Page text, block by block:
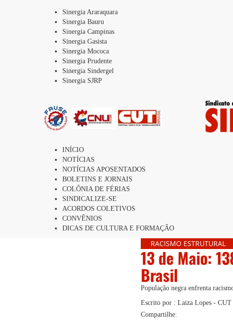
Sinergia Araraquara
Sinergia Bauru
Sinergia Campinas
Sinergia Gasista
Sinergia Mococa
Sinergia Prudente
Sinergia Sindergel
Sinergia SJRP
INÍCIO
NOTÍCIAS
NOTÍCIAS APOSENTADOS
BOLETINS E JORNAIS
COLÔNIA DE FÉRIAS
SINDICALIZE-SE
ACORDOS COLETIVOS
CONVÊNIOS
DICAS DE CULTURA E FORMAÇÃO
RACISMO ESTRUTURAL
13 de Maio:
Brasil
População negra enfrenta
Escrito por : Laiza Lopes - CUT
Compartilhe: